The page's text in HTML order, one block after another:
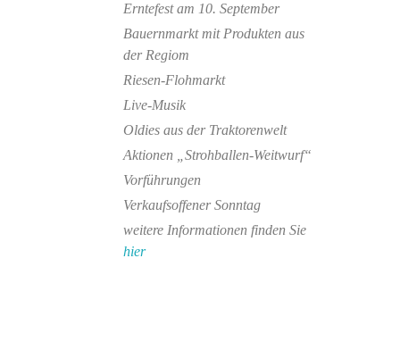
Erntefest am 10. September
Bauernmarkt mit Produkten aus
der Regiom
Riesen-Flohmarkt
Live-Musik
Oldies aus der Traktorenwelt
Aktionen „Strohballen-Weitwurf“
Vorführungen
Verkaufsoffener Sonntag
weitere Informationen finden Sie
hier